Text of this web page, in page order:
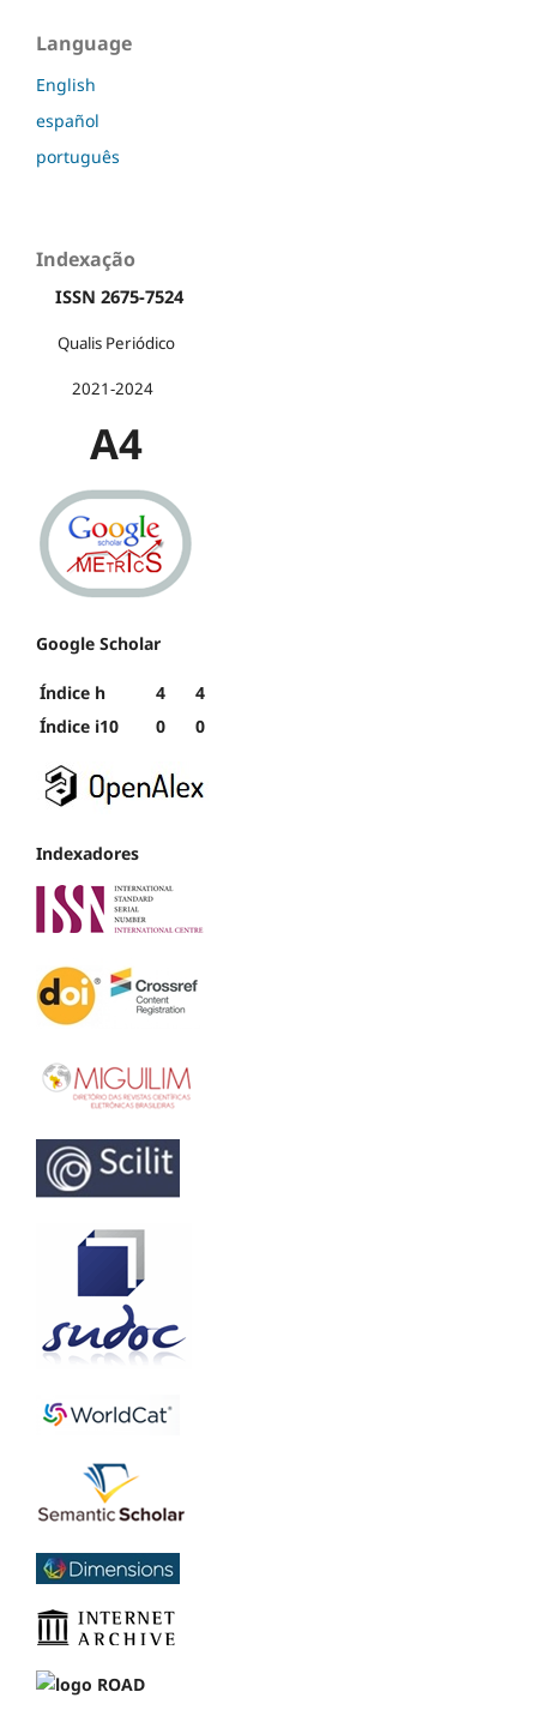
Language
English
español
português
Indexação
ISSN 2675-7524
Qualis Periódico
2021-2024
A4
Google Scholar
Índice h 4
4
Índice i10
0 0
Indexadores